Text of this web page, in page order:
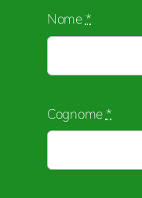
Nome*
Cognome*